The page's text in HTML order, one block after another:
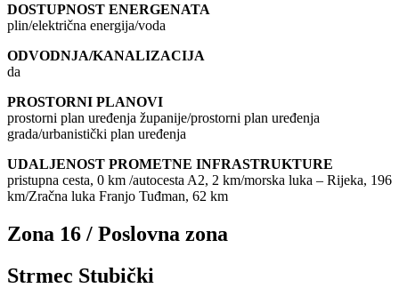
DOSTUPNOST ENERGENATA
plin/električna energija/voda
ODVODNJA/KANALIZACIJA
da
PROSTORNI PLANOVI
prostorni plan uređenja županije/prostorni plan uređenja
grada/urbanistički plan uređenja
UDALJENOST PROMETNE INFRASTRUKTURE
pristupna cesta, 0 km /autocesta A2, 2 km/morska luka – Rijeka, 196
km/Zračna luka Franjo Tuđman, 62 km
Zona 16 / Poslovna zona
Strmec Stubički